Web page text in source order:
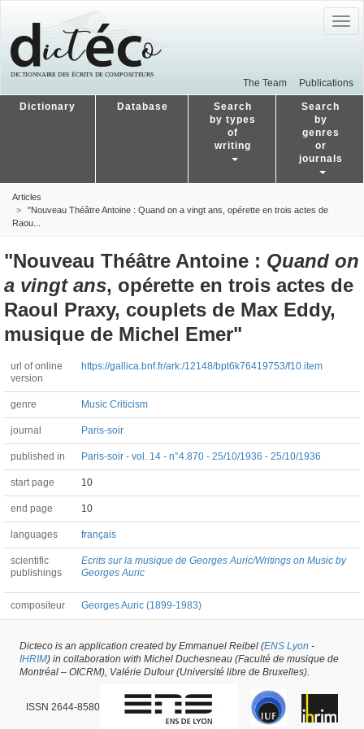
The Team Publications
Dictionary Database
Search
by types
of
writing
Search
by
genres
or
journals
Articles
"Nouveau Théâtre Antoine : Quand on a vingt ans, opérette en trois actes de
Raou...
"Nouveau Théâtre Antoine : Quand on
a vingt ans, opérette en trois actes de
Raoul Praxy, couplets de Max Eddy,
musique de Michel Emer"
url of online
version
https://gallica.bnf.fr/ark:/12148/bpt6k76419753/f10.item
genre Music Criticism
journal Paris-soir
published in Paris-soir - vol. 14 - n°4.870 - 25/10/1936 - 25/10/1936
start page 10
end page 10
languages français
scientific
publishings
Ecrits sur la musique de Georges Auric/Writings on Music by
Georges Auric
compositeur Georges Auric (1899-1983)
Article #42251 - latest update on 29/05/2026,created on 02/08/2019 by
de Montpellier
Dicteco is an application created by Emmanuel Reibel (ENS Lyon -
IHRIM) in collaboration with Michel Duchesneau (Faculté de musique de
Montréal – OICRM), Valérie Dufour (Université libre de Bruxelles).
ISSN 2644-8580